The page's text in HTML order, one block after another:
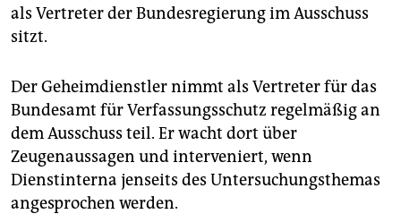
als Vertreter der Bundesregierung im Ausschuss
sitzt.
Der Geheimdienstler nimmt als Vertreter für das
Bundesamt für Verfassungsschutz regelmäßig an
dem Ausschuss teil. Er wacht dort über
Zeugenaussagen und interveniert, wenn
Dienstinterna jenseits des Untersuchungsthemas
angesprochen werden.